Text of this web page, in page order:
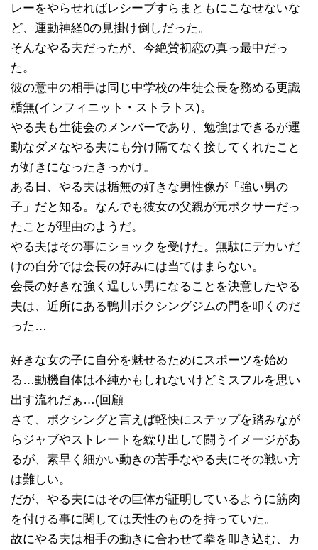
レーをやらせればレシーブすらまともにこなせないな
ど、運動神経0の見掛け倒しだった。
そんなやる夫だったが、今絶賛初恋の真っ最中だっ
た。
彼の意中の相手は同じ中学校の生徒会長を務める更識
楯無(インフィニット・ストラトス)。
やる夫も生徒会のメンバーであり、勉強はできるが運
動なダメなやる夫にも分け隔てなく接してくれたこと
が好きになったきっかけ。
ある日、やる夫は楯無の好きな男性像が「強い男の
子」だと知る。なんでも彼女の父親が元ボクサーだっ
たことが理由のようだ。
やる夫はその事にショックを受けた。無駄にデカいだ
けの自分では会長の好みには当てはまらない。
会長の好きな強く逞しい男になることを決意したやる
夫は、近所にある鴨川ボクシングジムの門を叩くのだ
った…
好きな女の子に自分を魅せるためにスポーツを始め
る…動機自体は不純かもしれないけどミスフルを思い
出す流れだぁ…(回顧
さて、ボクシングと言えば軽快にステップを踏みなが
らジャブやストレートを繰り出して闘うイメージがあ
るが、素早く細かい動きの苦手なやる夫にその戦い方
は難しい。
だが、やる夫にはその巨体が証明しているように筋肉
を付ける事に関しては天性のものを持っていた。
故にやる夫は相手の動きに合わせて拳を叩き込む、カ